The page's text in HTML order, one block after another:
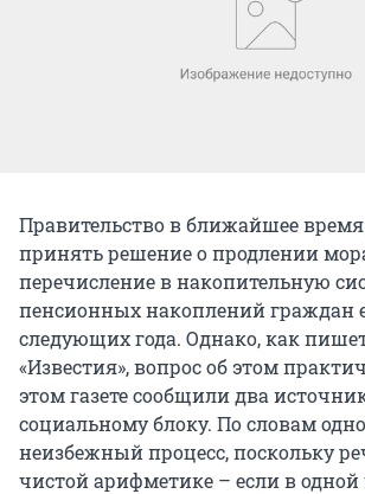
Правительство в ближайшее
принять решение о продлении
перечисление в накопительную
пенсионных накоплений граждан
следующих года. Однако, как пишет
«Известия», вопрос об этом
этом газете сообщили два
социальному блоку. По словам
неизбежный процесс, поскольку
чистой арифметике – если в одной